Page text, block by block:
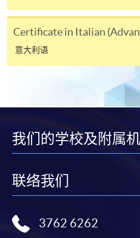
学费及学额不得转让他人
请一经批准，学员须缴付
学院对邮递失误而遗失的
若学员有意申请付款证明
上足够邮资的回邮信封、
港大学专业进修学院」。
Certificate in Italian
意大利语
我们的学校及附属
联络我们
3762 6262